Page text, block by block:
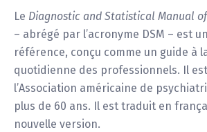
Le Diagnostic and Statistical Manual
– abrégé par l’acronyme DSM – est
référence, conçu comme un guide à
quotidienne des professionnels. Il
l’Association américaine de
plus de 60 ans. Il est traduit en
nouvelle version.